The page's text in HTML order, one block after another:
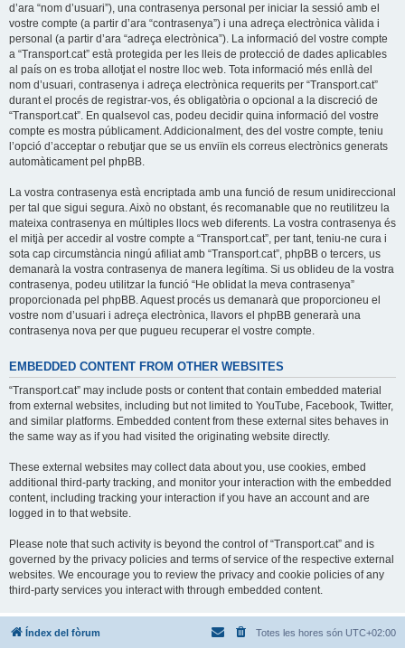
d’ara “nom d’usuari”), una contrasenya personal per iniciar la sessió amb el
vostre compte (a partir d’ara “contrasenya”) i una adreça electrònica vàlida i
personal (a partir d’ara “adreça electrònica”). La informació del vostre compte
a “Transport.cat” està protegida per les lleis de protecció de dades aplicables
al país on es troba allotjat el nostre lloc web. Tota informació més enllà del
nom d’usuari, contrasenya i adreça electrònica requerits per “Transport.cat”
durant el procés de registrar-vos, és obligatòria o opcional a la discreció de
“Transport.cat”. En qualsevol cas, podeu decidir quina informació del vostre
compte es mostra públicament. Addicionalment, des del vostre compte, teniu
l’opció d’acceptar o rebutjar que se us enviïn els correus electrònics generats
automàticament pel phpBB.
La vostra contrasenya està encriptada amb una funció de resum unidireccional
per tal que sigui segura. Això no obstant, és recomanable que no reutilitzeu la
mateixa contrasenya en múltiples llocs web diferents. La vostra contrasenya és
el mitjà per accedir al vostre compte a “Transport.cat”, per tant, teniu-ne cura i
sota cap circumstància ningú afiliat amb “Transport.cat”, phpBB o tercers, us
demanarà la vostra contrasenya de manera legítima. Si us oblideu de la vostra
contrasenya, podeu utilitzar la funció “He oblidat la meva contrasenya”
proporcionada pel phpBB. Aquest procés us demanarà que proporcioneu el
vostre nom d’usuari i adreça electrònica, llavors el phpBB generarà una
contrasenya nova per que pugueu recuperar el vostre compte.
EMBEDDED CONTENT FROM OTHER WEBSITES
“Transport.cat” may include posts or content that contain embedded material
from external websites, including but not limited to YouTube, Facebook, Twitter,
and similar platforms. Embedded content from these external sites behaves in
the same way as if you had visited the originating website directly.
These external websites may collect data about you, use cookies, embed
additional third-party tracking, and monitor your interaction with the embedded
content, including tracking your interaction if you have an account and are
logged in to that website.
Please note that such activity is beyond the control of “Transport.cat” and is
governed by the privacy policies and terms of service of the respective external
websites. We encourage you to review the privacy and cookie policies of any
third-party services you interact with through embedded content.
Índex del fòrum Totes les hores són UTC+02:00